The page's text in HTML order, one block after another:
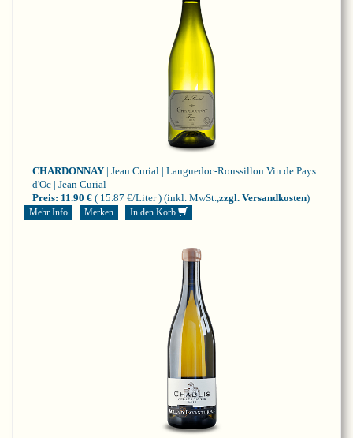
CHARDONNAY | Jean Curial | Languedoc-Roussillon Vin de Pays
d'Oc | Jean Curial
Preis: 11.90 € ( 15.87 €/Liter ) (inkl. MwSt., zzgl. Versandkosten)
Mehr Info Merken In den Korb